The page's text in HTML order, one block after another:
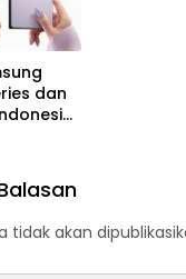
dan
tidak akan